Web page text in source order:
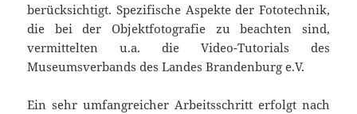
berücksichtigt. Spezifische Aspekte der Fototechnik,
die bei der Objektfotografie zu beachten sind,
vermittelten u.a. die Video-Tutorials des
Museumsverbands des Landes Brandenburg e.V.
Ein sehr umfangreicher Arbeitsschritt erfolgt nach